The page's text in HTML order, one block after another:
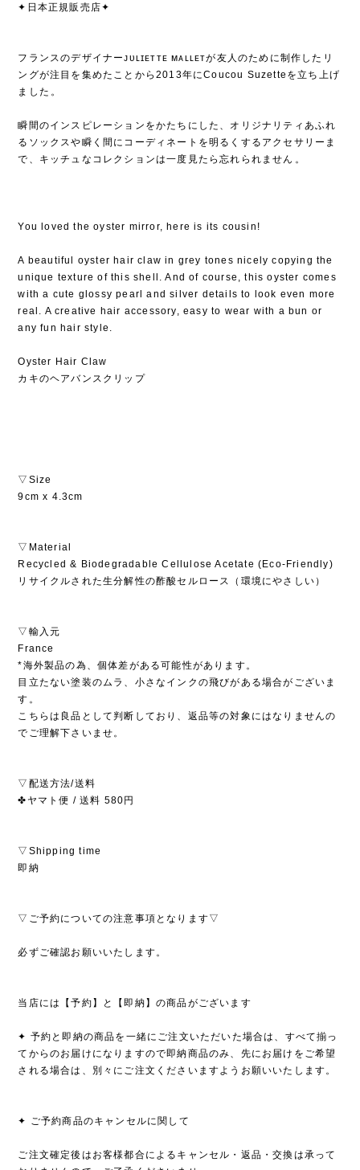
✦日本正規販売店✦
フランスのデザイナーᴊᴜʟɪᴇᴛᴛᴇ ᴍᴀʟʟᴇᴛが友人のために制作したリ
ングが注目を集めたことから2013年にCoucou Suzetteを立ち上げ
ました⁡。
瞬間のインスピレーションをかたちにした、オリジナリティあふれ
るソックスや瞬く間にコーディネートを明るくするアクセサリーま
で、キッチュなコレクションは一度見たら忘れられません⁡。
You loved the oyster mirror, here is its cousin!
A beautiful oyster hair claw in grey tones nicely copying the
unique texture of this shell. And of course, this oyster comes
with a cute glossy pearl and silver details to look even more
real. A creative hair accessory, easy to wear with a bun or
any fun hair style.
Oyster Hair Claw
カキのヘアバンスクリップ
▽Size
9cm x 4.3cm
▽Material
Recycled & Biodegradable Cellulose Acetate (Eco-Friendly)
リサイクルされた生分解性の酢酸セルロース（環境にやさしい）
▽輸入元
France
*海外製品の為、個体差がある可能性があります。
目立たない塗装のムラ、小さなインクの飛びがある場合がございま
す。
こちらは良品として判断しており、返品等の対象にはなりませんの
でご理解下さいませ。
▽配送方法/送料
✤ヤマト便 / 送料 580円
▽Shipping time
即納
▽ご予約についての注意事項となります▽
必ずご確認お願いいたします。
当店には【予約】と【即納】の商品がございます
✦ 予約と即納の商品を一緒にご注文いただいた場合は、すべて揃っ
てからのお届けになりますので即納商品のみ、先にお届けをご希望
される場合は、別々にご注文くださいますようお願いいたします。
✦ ご予約商品のキャンセルに関して
ご注文確定後はお客様都合によるキャンセル・返品・交換は承って